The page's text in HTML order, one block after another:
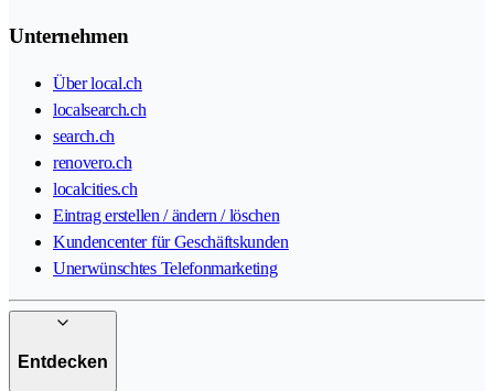
Unternehmen
Über local.ch
localsearch.ch
search.ch
renovero.ch
localcities.ch
Eintrag erstellen / ändern / löschen
Kundencenter für Geschäftskunden
Unerwünschtes Telefonmarketing
Entdecken